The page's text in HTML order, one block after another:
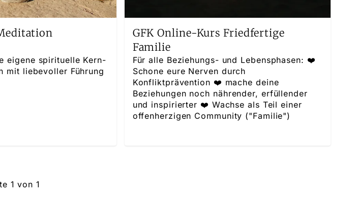
eigene spirituelle Kern-
mit liebevoller Führung
GFK Online-Kurs Friedfertige
Familie
Für alle Beziehungs- und Lebensphasen: ❤️
Schone eure Nerven durch
Konfliktprävention ❤️ mache deine
Beziehungen noch nährender, erfüllender
und inspirierter ❤️ Wachse als Teil einer
offenherzigen Community ("Familie")
1 von 1